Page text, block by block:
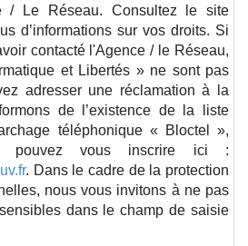
/ Le Réseau. Consultez le site
d’informations sur vos droits. Si
contacté l'Agence / le Réseau,
et Libertés » ne sont pas
adresser une réclamation à la
de l’existence de la liste
téléphonique « Bloctel »,
pouvez vous inscrire ici :
. Dans le cadre de la protection
nous vous invitons à ne pas
dans le champ de saisie